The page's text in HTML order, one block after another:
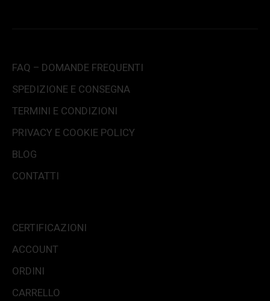
FAQ – DOMANDE FREQUENTI
SPEDIZIONE E CONSEGNA
TERMINI E CONDIZIONI
PRIVACY E COOKIE POLICY
BLOG
CONTATTI
CERTIFICAZIONI
ACCOUNT
ORDINI
CARRELLO